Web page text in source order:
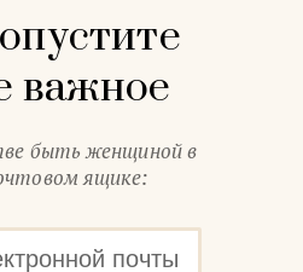
важное
быть женщиной в
ящике: